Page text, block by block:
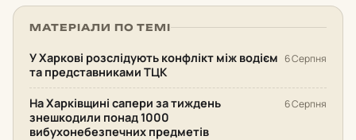
МАТЕРІАЛИ ПО ТЕМІ
У Харкові розслідують конфлікт між водієм
та представниками ТЦК
6 Серпня
На Харківщині сапери за тиждень
знешкодили понад 1000
вибухонебезпечних предметів
6 Серпня